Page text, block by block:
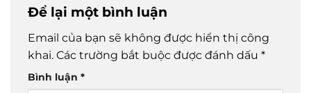
Để lại một bình luận
Email của bạn sẽ không được hiển thị công
khai. Các trường bắt buộc được đánh dấu *
Bình luận *